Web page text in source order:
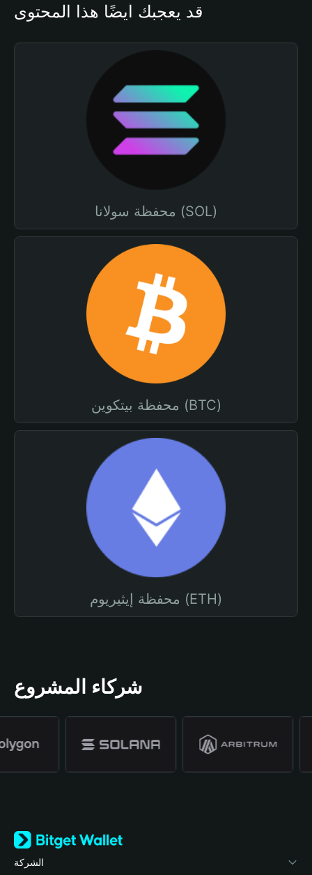
قد يعجبك أيضًا هذا المحتوى
محفظة سولانا (SOL)
محفظة بيتكوين (BTC)
محفظة إيثيريوم (ETH)
شركاء المشروع
الشركة